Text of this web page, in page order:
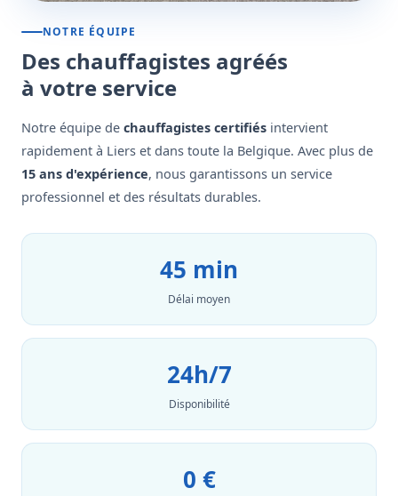
NOTRE ÉQUIPE
Des chauffagistes agréés
à votre service
Notre équipe de chauffagistes certifiés intervient
rapidement à Liers et dans toute la Belgique. Avec plus de
15 ans d'expérience, nous garantissons un service
professionnel et des résultats durables.
45 min
Délai moyen
24h/7
Disponibilité
0 €